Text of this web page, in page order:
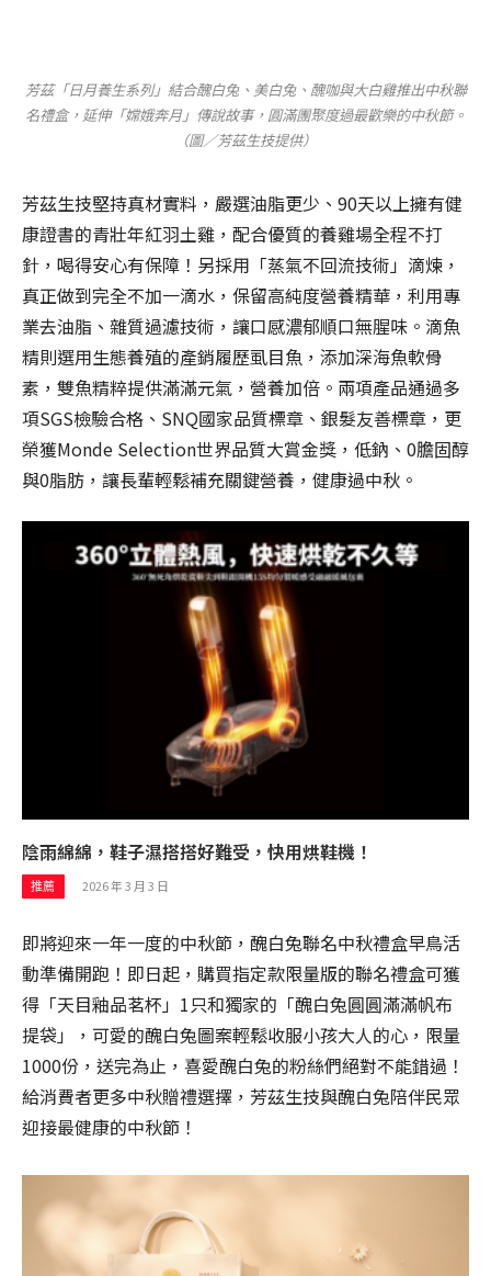
芳茲「日月養生系列」結合醜白兔、美白兔、醜咖與大白雞推出中秋聯
名禮盒，延伸「嫦娥奔月」傳說故事，圓滿團聚度過最歡樂的中秋節。
（圖／芳茲生技提供）
芳茲生技堅持真材實料，嚴選油脂更少、90天以上擁有健
康證書的青壯年紅羽土雞，配合優質的養雞場全程不打
針，喝得安心有保障！另採用「蒸氣不回流技術」滴煉，
真正做到完全不加一滴水，保留高純度營養精華，利用專
業去油脂、雜質過濾技術，讓口感濃郁順口無腥味。滴魚
精則選用生態養殖的產銷履歷虱目魚，添加深海魚軟骨
素，雙魚精粹提供滿滿元氣，營養加倍。兩項產品通過多
項SGS檢驗合格、SNQ國家品質標章、銀髮友善標章，更
榮獲Monde Selection世界品質大賞金獎，低鈉、0膽固醇
與0脂肪，讓長輩輕鬆補充關鍵營養，健康過中秋。
陰雨綿綿，鞋子濕搭搭好難受，快用烘鞋機！
推薦 2026 年 3 月 3 日
即將迎來一年一度的中秋節，醜白兔聯名中秋禮盒早鳥活
動準備開跑！即日起，購買指定款限量版的聯名禮盒可獲
得「天目釉品茗杯」1只和獨家的「醜白兔圓圓滿滿帆布
提袋」，可愛的醜白兔圖案輕鬆收服小孩大人的心，限量
1000份，送完為止，喜愛醜白兔的粉絲們絕對不能錯過！
給消費者更多中秋贈禮選擇，芳茲生技與醜白兔陪伴民眾
迎接最健康的中秋節！